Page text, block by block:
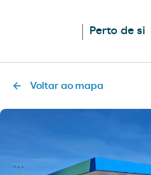
Perto de si
Voltar ao mapa